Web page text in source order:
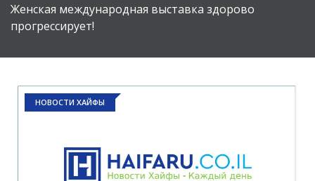
Женская международная выставка здорово
прогрессирует!
НОВОСТИ ХАЙФЫ